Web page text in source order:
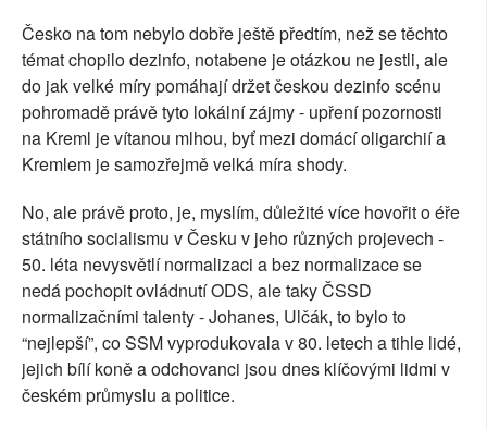
Česko na tom nebylo dobře ještě předtím, než se těchto
témat chopilo dezinfo, notabene je otázkou ne jestli, ale
do jak velké míry pomáhají držet českou dezinfo scénu
pohromadě právě tyto lokální zájmy - upření pozornosti
na Kreml je vítanou mlhou, byť mezi domácí oligarchií a
Kremlem je samozřejmě velká míra shody.
No, ale právě proto, je, myslím, důležité více hovořit o éře
státního socialismu v Česku v jeho různých projevech -
50. léta nevysvětlí normalizaci a bez normalizace se
nedá pochopit ovládnutí ODS, ale taky ČSSD
normalizačními talenty - Johanes, Ulčák, to bylo to
“nejlepší”, co SSM vyprodukovala v 80. letech a tihle lidé,
jejich bílí koně a odchovanci jsou dnes klíčovými lidmi v
českém průmyslu a politice.